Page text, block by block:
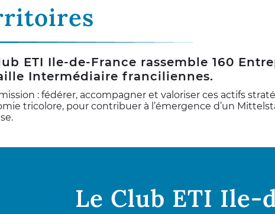
ETI Ile-de-France rassemble 160
Intermédiaire franciliennes.
: fédérer, accompagner et valoriser ces actifs
tricolore, pour contribuer à l’émergence d’un
Le Club ETI Ile-